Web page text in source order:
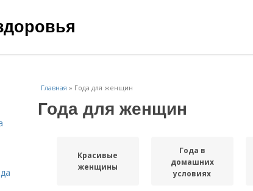
Главная » Года для женщин
Года для женщин
Красивые
женщины
Года в
домашних
условиях